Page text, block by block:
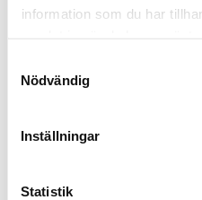
information som du har
Nödvändig
Inställningar
Statistik